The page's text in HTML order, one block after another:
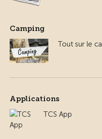
Camping
Tout sur le
Applications
TCS App